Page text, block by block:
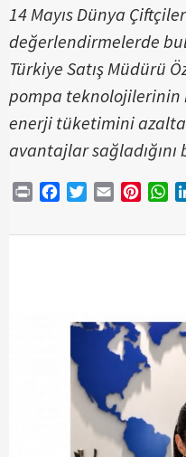
14 Mayıs Dünya
değerlendirmelerde
Türkiye Satış Müdürü
pompa teknolojilerinin
enerji tüketimini
avantajlar
Print FacebookTwitterEmail